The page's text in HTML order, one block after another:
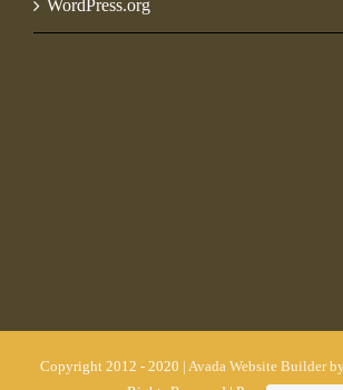
WordPress.org
Copyright 2012 - 2020 | Avada Website Builder